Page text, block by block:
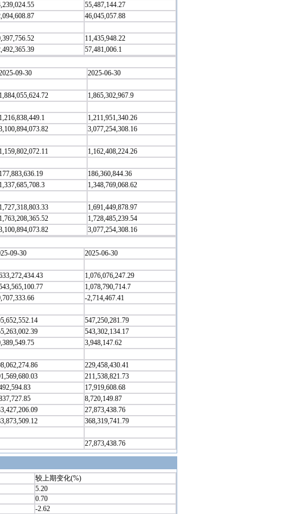
55,487,144.27
46,045,057.88
11,435,948.22
57,481,006.1
09-30
2025-06-30
1,884,055,624.72
1,865,302,967.9
1,216,838,449.1
1,211,951,340.26
3,077,254,308.16
1,159,802,072.11
1,162,408,224.26
177,883,636.19
186,360,844.36
1,337,685,708.3
1,348,769,068.62
1,727,318,803.33
1,691,449,878.97
1,763,208,365.52
1,728,485,239.54
3,077,254,308.16
09-30
2025-06-30
1,076,076,247.29
1,078,790,714.7
-2,714,467.41
547,250,281.79
543,302,134.17
3,948,147.62
229,458,430.41
211,538,821.73
17,919,608.68
8,720,149.87
27,873,438.76
368,319,741.79
27,873,438.76
较上期变化(%)
5.20
0.70
-2.62